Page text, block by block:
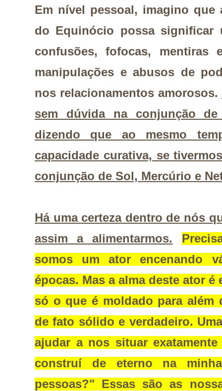
Em nível pessoal, imagino que
do Equinócio possa significar
confusões, fofocas, mentiras
manipulações e abusos de
nos relacionamentos amorosos.
sem dúvida na conjunção
dizendo que ao mesmo
capacidade curativa, se
conjunção de Sol, Mercúrio e
Há uma certeza dentro de nós
assim a alimentarmos.
somos um ator encenando
épocas. Mas a alma deste ator é
só o que é moldado para além
de fato sólido e verdadeiro.
ajudar a nos situar
construí de eterno na
pessoas?" Essas são as